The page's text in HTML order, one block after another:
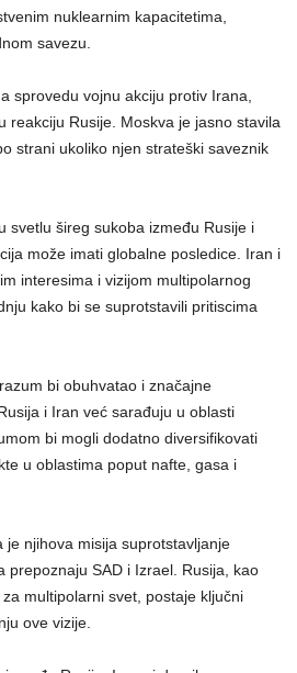
nuklearnim kapacitetima,
savezu.
sprovedu vojnu akciju protiv Irana,
reakciju Rusije. Moskva je jasno stavila
strani ukoliko njen strateški saveznik
svetlu šireg sukoba između Rusije i
može imati globalne posledice. Iran i
interesima i vizijom multipolarnog
kako bi se suprotstavili pritiscima
bi obuhvatao i značajne
i Iran već sarađuju u oblasti
bi mogli dodatno diversifikovati
u oblastima poput nafte, gasa i
je njihova misija suprotstavljanje
prepoznaju SAD i Izrael. Rusija, kao
multipolarni svet, postaje ključni
ove vizije.